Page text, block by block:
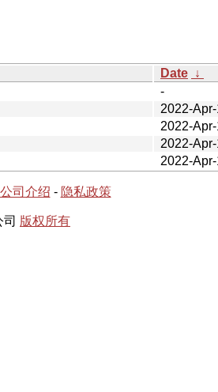
Date ↓
-
2022-
2022-
2022-
2022-
公司介绍 - 隐私政策
版权所有